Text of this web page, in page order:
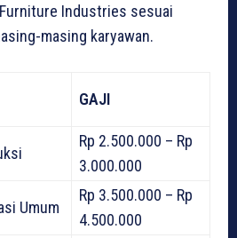
Industries sesuai
masing karyawan.
GAJI
Rp 2.500.000 – Rp
3.000.000
Umum
Rp 3.500.000 – Rp
4.500.000